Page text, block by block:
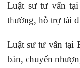
Luật sư tư vấn
thường, hỗ trợ tái
Luật sư tư vấn tại
bán, chuyển